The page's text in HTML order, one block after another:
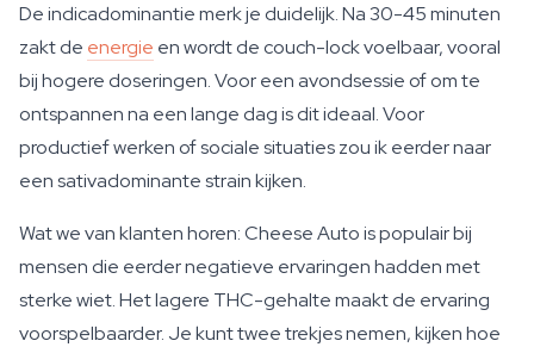
De indicadominantie merk je duidelijk. Na 30-45 minuten
zakt de energie en wordt de couch-lock voelbaar, vooral
bij hogere doseringen. Voor een avondsessie of om te
ontspannen na een lange dag is dit ideaal. Voor
productief werken of sociale situaties zou ik eerder naar
een sativadominante strain kijken.
Wat we van klanten horen: Cheese Auto is populair bij
mensen die eerder negatieve ervaringen hadden met
sterke wiet. Het lagere THC-gehalte maakt de ervaring
voorspelbaarder. Je kunt twee trekjes nemen, kijken hoe